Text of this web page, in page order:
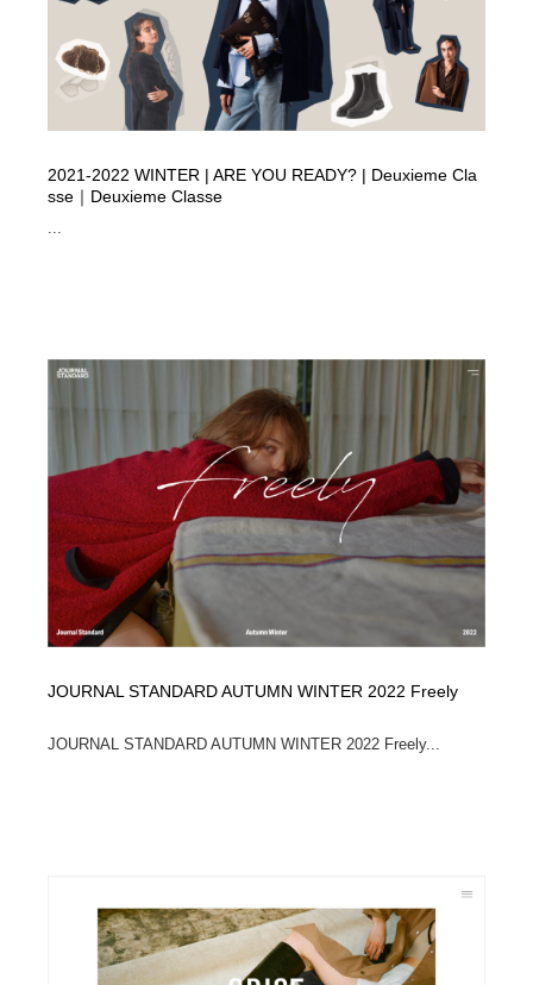
2021-2022 WINTER | ARE YOU READY? | Deuxieme Cla
sse｜Deuxieme Classe
JOURNAL STANDARD AUTUMN WINTER 2022 Freely
JOURNAL STANDARD AUTUMN WINTER 2022 Freely...